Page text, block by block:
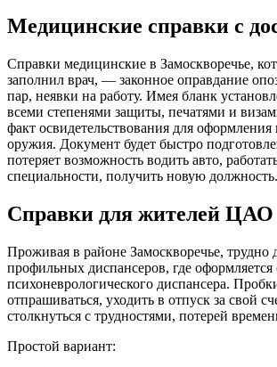
Медицинские справки с
Справки медицинские в Замоскворечье,
заполнил врач, — законное оправдание
пар, неявки на работу. Имея бланк
всеми степенями защиты, печатями и
факт освидетельствования для
оружия. Документ будет быстро
потеряет возможность водить авто,
специальности, получить новую должность.
Справки для жителей ЦАО
Проживая в районе Замоскворечье, трудно
профильных диспансеров, где оформляется
психоневрологического диспансера.
отпрашиваться, уходить в отпуск за свой
столкнуться с трудностями, потерей
Простой вариант: